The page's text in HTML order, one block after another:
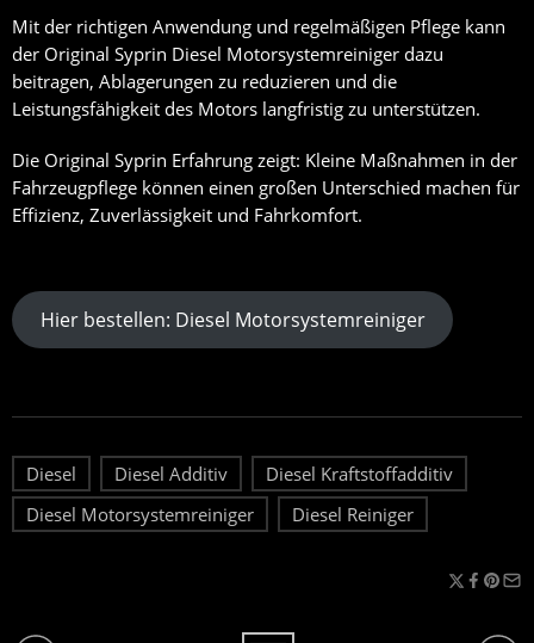
Mit der richtigen Anwendung und regelmäßigen Pflege kann
der Original Syprin Diesel Motorsystemreiniger dazu
beitragen, Ablagerungen zu reduzieren und die
Leistungsfähigkeit des Motors langfristig zu unterstützen.
Die Original Syprin Erfahrung zeigt: Kleine Maßnahmen in der
Fahrzeugpflege können einen großen Unterschied machen für
Effizienz, Zuverlässigkeit und Fahrkomfort.
Hier bestellen: Diesel Motorsystemreiniger
Diesel Diesel Additiv
Diesel Kraftstoffadditiv
Diesel Motorsystemreiniger
Diesel Reiniger